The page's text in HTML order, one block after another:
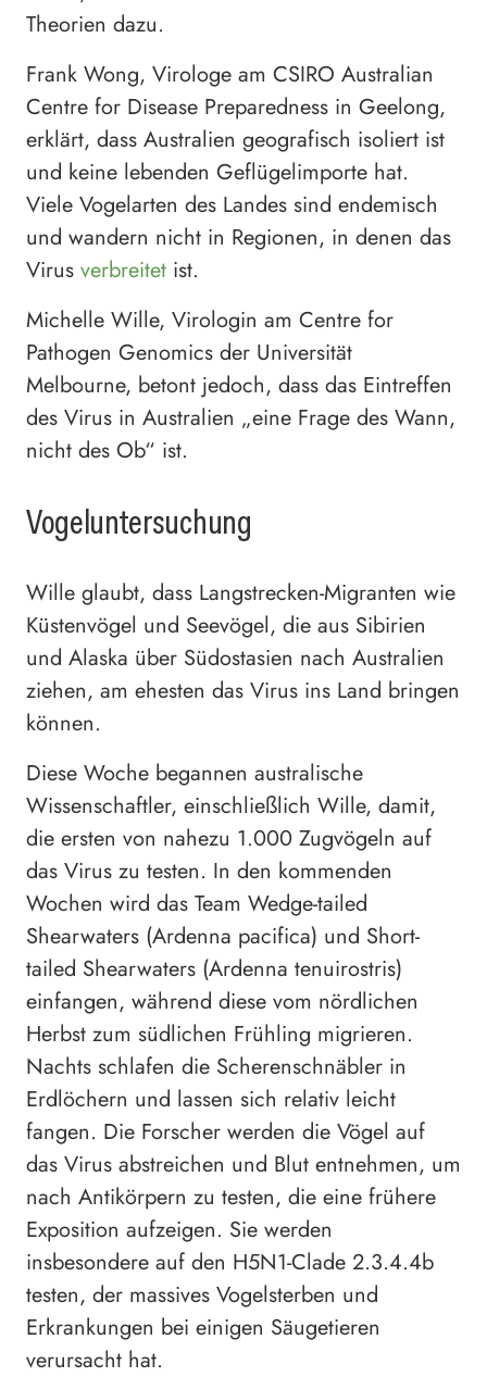
Theorien dazu.
Frank Wong, Virologe am CSIRO Australian
Centre for Disease Preparedness in Geelong,
erklärt, dass Australien geografisch isoliert ist
und keine lebenden Geflügelimporte hat.
Viele Vogelarten des Landes sind endemisch
und wandern nicht in Regionen, in denen das
Virus verbreitet ist.
Michelle Wille, Virologin am Centre for
Pathogen Genomics der Universität
Melbourne, betont jedoch, dass das Eintreffen
des Virus in Australien „eine Frage des Wann,
nicht des Ob“ ist.
Vogeluntersuchung
Wille glaubt, dass Langstrecken-Migranten wie
Küstenvögel und Seevögel, die aus Sibirien
und Alaska über Südostasien nach Australien
ziehen, am ehesten das Virus ins Land bringen
können.
Diese Woche begannen australische
Wissenschaftler, einschließlich Wille, damit,
die ersten von nahezu 1.000 Zugvögeln auf
das Virus zu testen. In den kommenden
Wochen wird das Team Wedge-tailed
Shearwaters (Ardenna pacifica) und Short-
tailed Shearwaters (Ardenna tenuirostris)
einfangen, während diese vom nördlichen
Herbst zum südlichen Frühling migrieren.
Nachts schlafen die Scherenschnäbler in
Erdlöchern und lassen sich relativ leicht
fangen. Die Forscher werden die Vögel auf
das Virus abstreichen und Blut entnehmen, um
nach Antikörpern zu testen, die eine frühere
Exposition aufzeigen. Sie werden
insbesondere auf den H5N1-Clade 2.3.4.4b
testen, der massives Vogelsterben und
Erkrankungen bei einigen Säugetieren
verursacht hat.